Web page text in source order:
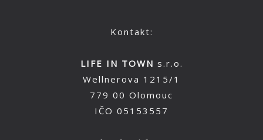
Kontakt:
LIFE IN TOWN s.r.o.
Wellnerova 1215/1
779 00 Olomouc
IČO 05153557